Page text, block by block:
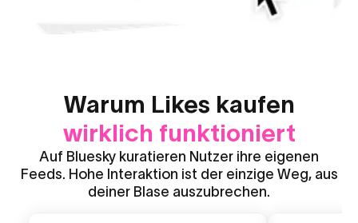
Warum Likes kaufen
wirklich funktioniert
Auf Bluesky kuratieren Nutzer ihre eigenen
Feeds. Hohe Interaktion ist der einzige Weg, aus
deiner Blase auszubrechen.